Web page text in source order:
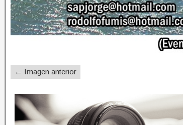
← Imagen anterior